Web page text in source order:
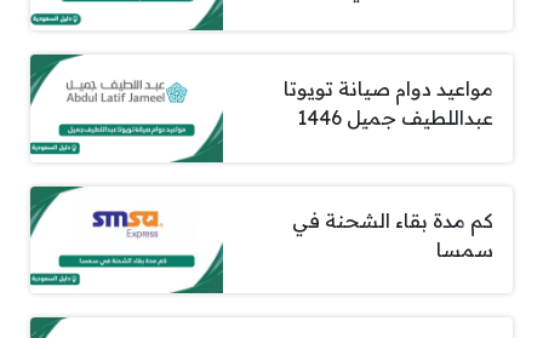
مواعيد دوام صيانة تويوتا
عبداللطيف جميل 1446
كم مدة بقاء الشحنة في
سمسا